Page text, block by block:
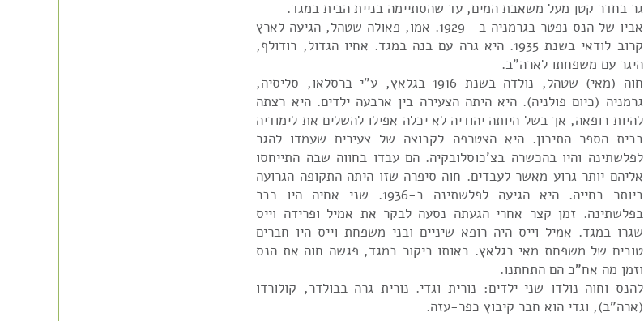
גר בחדר קטן מעל משאבת המים, עד שהסתיימה בניית הבית במגד.
אביו של הנס נפטר בגרמניה ב- 1929. אמו, פאולה שטהל, הגיעה לארץ
קרוב לודאי בשנת 1935. היא גרה עם בנה במגד. אחיו הגדול, רודולף,
היגר עם משפחתו לארה"ב.
חוה (מאי) שטהל, נולדה בשנת 1916 בגלאץ, ע"י ברסלאו, סליסיה,
גרמניה (כיום פולניה). היא היתה הצעירה בין ארבעה ילדים. היא רצתה
להיות רופאה, אך בשל היותה יהודיה לא יכלה אפילו להשלים את לימודיה
בבית הספר התיכון. היא הצטרפה לקבוצה של צעירים שעמדו להגר
לפלשתינה והיו בהכשרה בצ'כוסלובקיה. הם עבדו בחווה שבה התייחסו
אליהם יותר גרוע מאשר לעבדים. חוה סיפרה שזו היתה התקופה הגרועה
ביותר בחייה. היא הגיעה לפלשתינה ב-1936. שני אחיה היו כבר
בפלשתינה. זמן קצר אחרי הגעתה נסעה לבקר את אמיל ופרידה וייס
שגרו במגד. אמיל וייס היה רופא שיניים ובני משפחת וייס היו חברים
טובים של משפחת מאי בגלאץ. באותו ביקור במגד, פגשה חוה את הנס
וזמן מה אח"כ הם התחתנו.
להנס וחוה נולדו שני ילדים: נורית וגדי. נורית גרה בבולדר, קולורדו
(ארה"ב), וגדי הוא חבר קיבוץ כפר-עזה.